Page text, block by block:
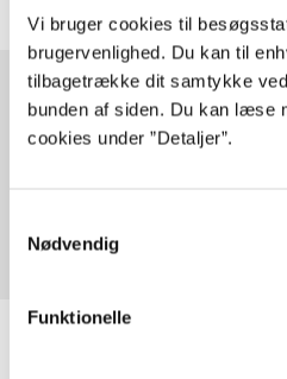
Vi bruger cookies til
brugervenlighed. Du kan til
tilbagetrække dit samtykke
bunden af siden. Du kan læse
cookies under ”Detaljer”.
Nødvendig
Funktionelle
Artikler med samme